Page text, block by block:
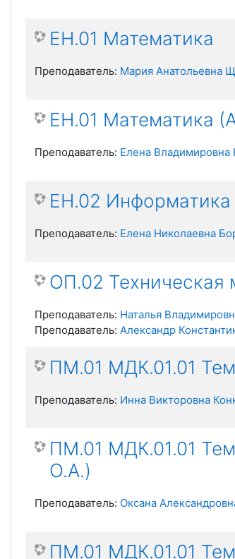
ЕН.01 Математика
Преподаватель: Мария Анатольевна
ЕН.01 Математика
Преподаватель: Елена Владимировна
ЕН.02 Информатика
Преподаватель: Елена Николаевна
ОП.02 Техническая
Преподаватель: Наталья
Преподаватель: Александр
ПМ.01 МДК.01.01
Преподаватель: Инна Викторовна
ПМ.01 МДК.01.01
О.А.)
Преподаватель: Оксана
ПМ.01 МДК.01.01